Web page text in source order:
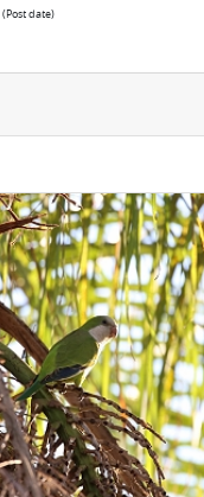
(Post date)